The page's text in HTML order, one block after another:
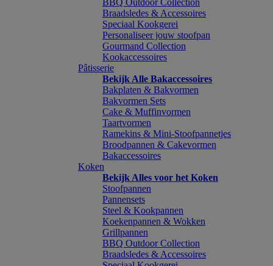
BBQ Outdoor Collection
Braadsledes & Accessoires
Speciaal Kookgerei
Personaliseer jouw stoofpan
Gourmand Collection
Kookaccessoires
Pâtisserie
Bekijk Alle Bakaccessoires
Bakplaten & Bakvormen
Bakvormen Sets
Cake & Muffinvormen
Taartvormen
Ramekins & Mini-Stoofpannetjes
Broodpannen & Cakevormen
Bakaccessoires
Koken
Bekijk Alles voor het Koken
Stoofpannen
Pannensets
Steel & Kookpannen
Koekenpannen & Wokken
Grillpannen
BBQ Outdoor Collection
Braadsledes & Accessoires